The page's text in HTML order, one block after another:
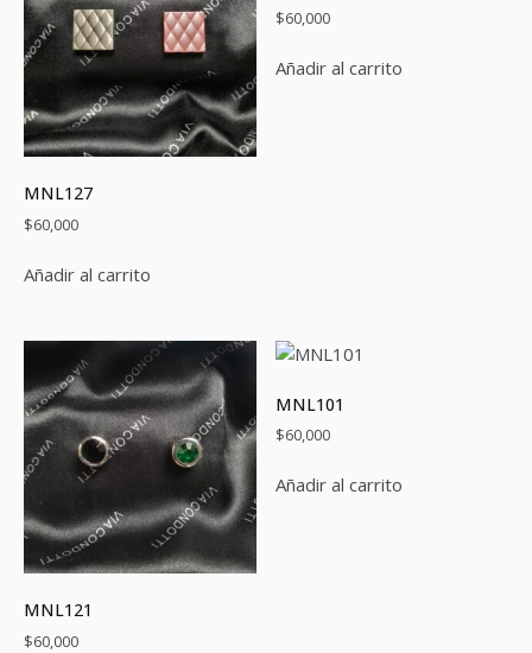
MNL127
$60,000
Añadir al carrito
$60,000
Añadir al carrito
MNL121
$60,000
MNL101
$60,000
Añadir al carrito